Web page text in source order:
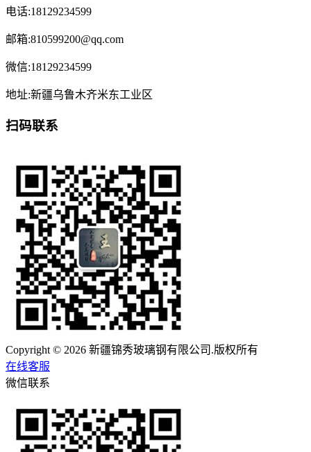
电话:18129234599
邮箱:810599200@qq.com
微信:18129234599
地址:新疆乌鲁木齐米东工业区
扫码联系
Copyright © 2026 新疆锦秀玻璃钢有限公司.版权所有
在线客服
微信联系